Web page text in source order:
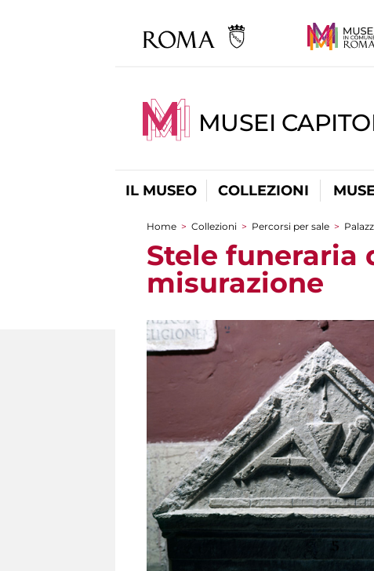
MUSEI
IL MUSEO COLLEZIONI
Tu sei qui
Home > Collezioni > Percorsi per sale >
Stele
misurazione